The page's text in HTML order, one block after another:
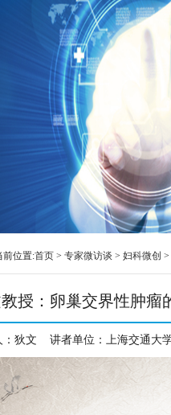
前位置:首页 > 专家微访谈 > 妇科微创 >
授：卵巢交界性肿瘤
狄文 讲者单位： 上海交通大